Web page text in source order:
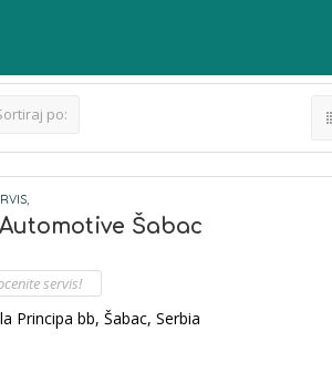
po:
Automotive Šabac
servis!
Principa bb, Šabac, Serbia